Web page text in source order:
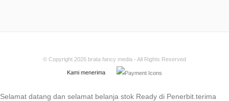
Kami menerima
© Copyright 2026 brata fancy media - All Rights Reserved
Selamat datang dan selamat belanja stok Ready di Penerbit.terima